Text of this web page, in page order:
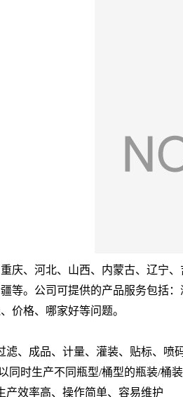
庆、河北、山西、内蒙古、辽宁
等。公司可提供的产品服务包括
价格、哪家好等问题。
滤、成品、计量、灌装、贴标、喷
同时生产不同瓶型/桶型的瓶装/桶
产效率高、操作简单、容易维护